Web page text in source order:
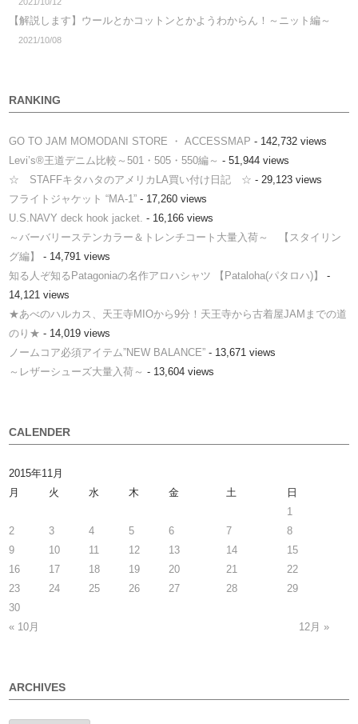
【解説します】ウールとかコットンとかようわからん！～ニット編～
2021/10/08
RANKING
GO TO JAM MOMODANI STORE ・ ACCESSMAP - 142,732 views
Levi’s®王道デニム比較～501・505・550編～ - 51,944 views
☆ STAFFキタハタのアメリカLA買い付け日記 ☆ - 29,123 views
フライトジャケット “MA-1” - 17,260 views
U.S.NAVY deck hook jacket. - 16,166 views
～バーバリーステンカラー＆トレンチコート大量入荷～ 【スタイリン
グ編】
- 14,791 views
知る人ぞ知るPatagoniaの名作アロハシャツ 【Pataloha(パタロハ)】
-
14,121 views
★あべのハルカス、天王寺MIOから9分！天王寺から古着屋JAMまでの道
のり★ - 14,019 views
ノームコア必須アイテム”NEW BALANCE” - 13,671 views
～レザーシューズ大量入荷～ - 13,604 views
CALENDER
2015年11月
月
火 水 木 金 土 日
« 10月 12月 »
1
2
3 4 5 6 7
8
9
10 11 12 13 14
15
16
17 18 19 20 21
22
23
24 25 26 27 28
29
30
ARCHIVES